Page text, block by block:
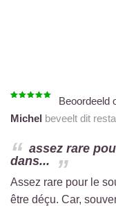
Beoordeeld
Michel beveelt dit
assez rare
dans...
Assez rare pour le
être déçu. Car,